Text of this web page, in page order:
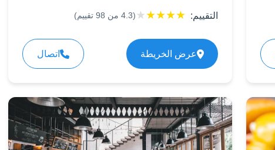
التقييم: ★
★
★
★
★
(
4.3من 98تقييم)
عرض الخريطة اتصال